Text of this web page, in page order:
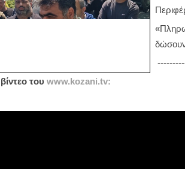
του www.kozani.tv: